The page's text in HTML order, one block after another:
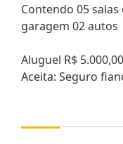
Contendo 05
garagem 02 autos
Aluguel R$ 5.000,00
Aceita: Seguro